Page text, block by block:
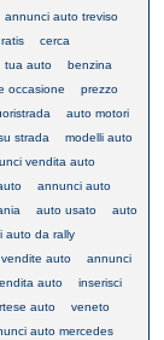
annunci auto treviso
cerca
tua auto
benzina
occasione
prezzo
auto motori
strada
modelli auto
vendita auto
annunci auto
auto usato
auto
auto da rally
auto
annunci
auto
inserisci
auto
veneto
auto mercedes